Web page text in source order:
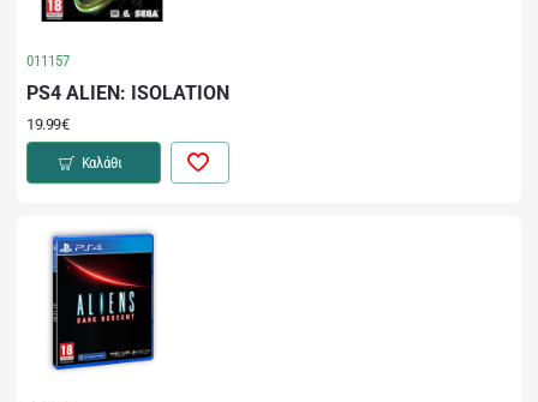
011157
PS4 ALIEN: ISOLATION
19.99€
Καλάθι